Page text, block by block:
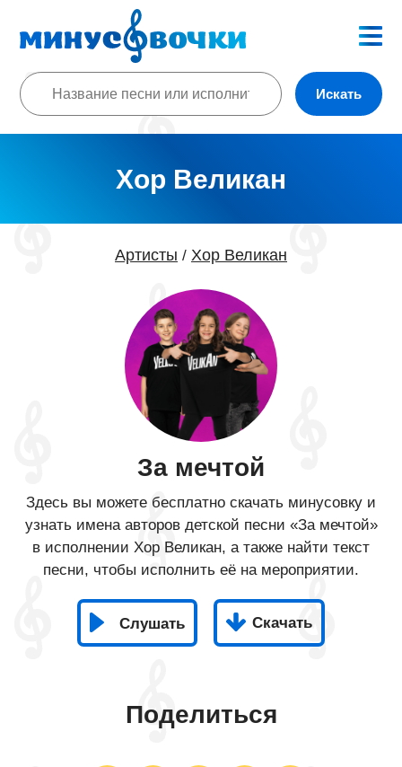
Искать
Хор Великан
Артисты / Хор Великан
За мечтой
Здесь вы можете бесплатно скачать минусовку и
узнать имена авторов детской песни «За мечтой»
в исполнении Хор Великан, а также найти текст
песни, чтобы исполнить её на мероприятии.
Слушать Скачать
Поделиться